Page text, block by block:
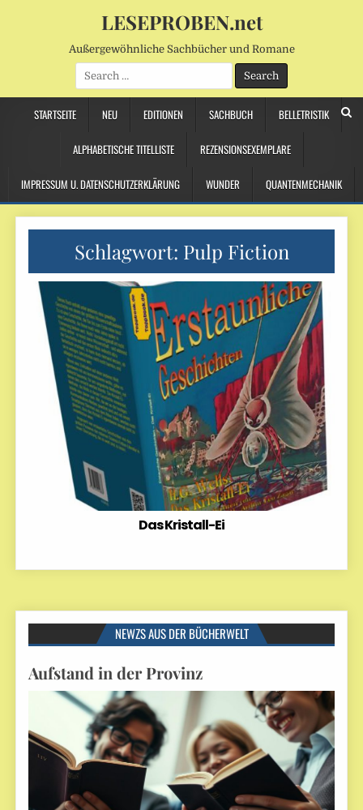
LESEPROBEN.net
Außergewöhnliche Sachbücher und Romane
Search
for:
STARTSEITE NEU EDITIONEN SACHBUCH BELLETRISTIK
ALPHABETISCHE TITELLISTE REZENSIONSEXEMPLARE
IMPRESSUM U. DATENSCHUTZERKLÄRUNG WUNDER QUANTENMECHANIK
Schlagwort: Pulp Fiction
Das Kristall-Ei
NEWZS AUS DER BÜCHERWELT
Aufstand in der Provinz